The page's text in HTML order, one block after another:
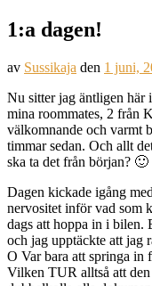
1:a dagen!
av Sussikaja den 1 juni,
Nu sitter jag äntligen här
mina roommates, 2 från
välkomnande och varmt
timmar sedan. Och allt
ska ta det från början? 🙂
Dagen kickade igång
nervositet inför vad som
dags att hoppa in i bilen.
och jag upptäckte att jag
O Var bara att springa in
Vilken TUR alltså att